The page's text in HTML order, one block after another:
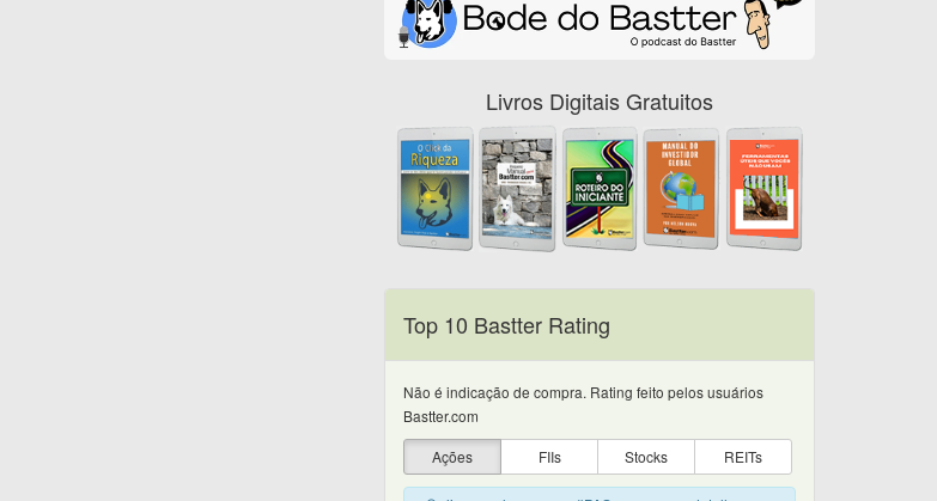
Livros Digitais Gratuitos
Top 10 Bastter Rating
Não é indicação de compra. Rating feito pelos usuários
Bastter.com
Ações
FIIs Stocks REITs